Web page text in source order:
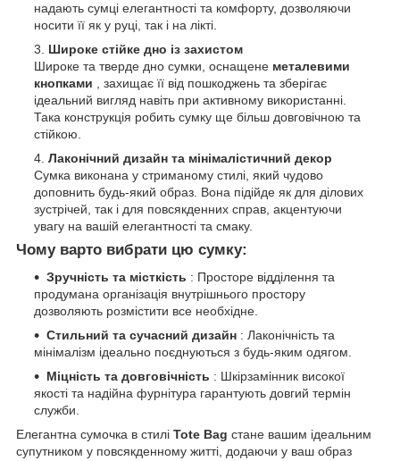
надають сумці елегантності та комфорту, дозволяючи
носити її як у руці, так і на лікті.
Широке стійке дно із захистом
Широке та тверде дно сумки, оснащене металевими
кнопками , захищає її від пошкоджень та зберігає
ідеальний вигляд навіть при активному використанні.
Така конструкція робить сумку ще більш довговічною та
стійкою.
Лаконічний дизайн та мінімалістичний декор
Сумка виконана у стриманому стилі, який чудово
доповнить будь-який образ. Вона підійде як для ділових
зустрічей, так і для повсякденних справ, акцентуючи
увагу на вашій елегантності та смаку.
Чому варто вибрати цю сумку:
Зручність та місткість : Просторе відділення та
продумана організація внутрішнього простору
дозволяють розмістити все необхідне.
Стильний та сучасний дизайн : Лаконічність та
мінімалізм ідеально поєднуються з будь-яким одягом.
Міцність та довговічність : Шкірзамінник високої
якості та надійна фурнітура гарантують довгий термін
служби.
Елегантна сумочка в стилі Tote Bag стане вашим ідеальним
супутником у повсякденному житті, додаючи у ваш образ